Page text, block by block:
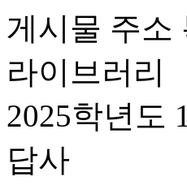
게시물 주소
라이브러리
2025학년도
답사